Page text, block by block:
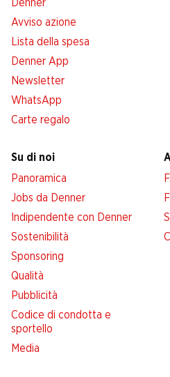
Denner
Avviso azione
Lista della spesa
Denner App
Newsletter
WhatsApp
Carte regalo
Su di noi
Panoramica
Jobs da Denner
Indipendente con Denner
Sostenibilità
Sponsoring
Qualità
Pubblicità
Codice di condotta e
sportello
Media